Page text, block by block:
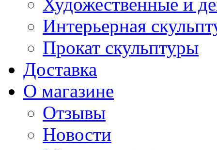
Интерьерная
Прокат скульптуры
Доставка
О магазине
Отзывы
Новости